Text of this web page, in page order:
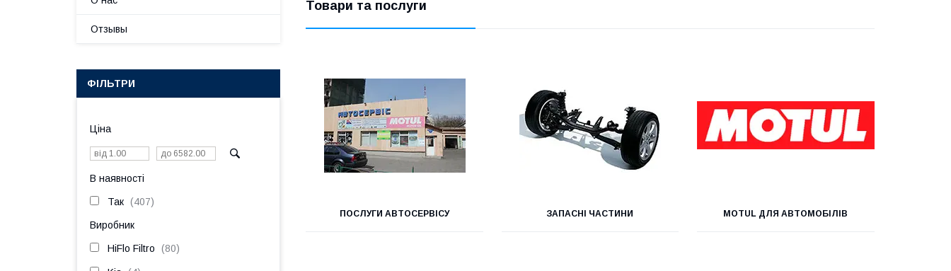
Товари та послуги
ПОСЛУГИ АВТОСЕРВІСУ ЗАПАСНІ ЧАСТИНИ MOTUL ДЛЯ АВТОМОБІЛІВ
Отзывы
ФІЛЬТРИ
Ціна
В наявності
Так 407
Виробник
HiFlo Filtro 80